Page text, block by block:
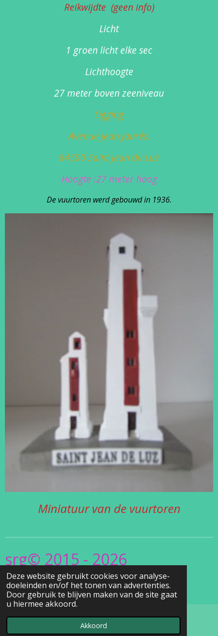
Deze website gebruikt cookies voor analyse-
doeleinden en/of het tonen van advertenties.
Door gebruik te blijven maken van de site gaat
u hiermee akkoord.
Akkoord
Reikwijdte (geen info)
Licht
1 groen licht elke sec
Lichthoogte
27 meter boven zeeniveau
Ligging
Avenue Jean Jaurés,
64500 Saint Jean du Luz
Hoogte :27 meter hoog
De vuurtoren werd gebouwd in 1936.
Miniatuur van de vuurtoren
srg© 2015 - 2026
www.Christel's.Vuurtorensite.be
E-mailadres